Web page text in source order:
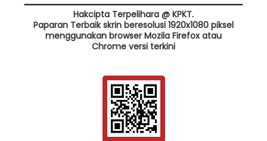
Hakcipta Terpelihara @ KPKT.
Paparan Terbaik skrin beresolusi 1920x1080 piksel
menggunakan browser Mozila Firefox atau
Chrome versi terkini